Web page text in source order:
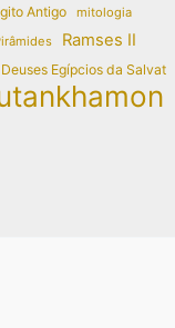
Antigo mitologia
Ramses II
Egípcios da Salvat